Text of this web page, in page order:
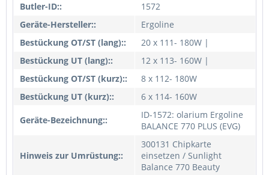
Butler-ID::
1572
Geräte-Hersteller::
Ergoline
Bestückung OT/ST (lang)::
20 x 111- 180W |
Bestückung UT (lang)::
12 x 113- 160W |
Bestückung OT/ST (kurz)::
8 x 112- 180W
Bestückung UT (kurz)::
6 x 114- 160W
Geräte-Bezeichnung::
ID-1572: olarium Ergoline
BALANCE 770 PLUS (EVG)
Hinweis zur Umrüstung::
300131 Chipkarte
einsetzen / Sunlight
Balance 770 Beauty